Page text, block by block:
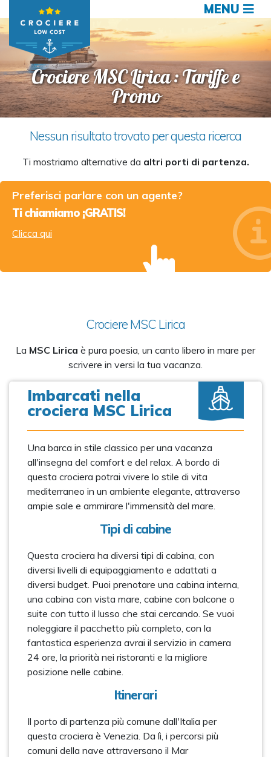
MENU
Crociere MSC Lirica : Tariffe e
Promo
Nessun risultato trovato per questa ricerca
Ti mostriamo alternative da altri porti di partenza.
Preferisci parlare con un agente?
Ti chiamiamo ¡GRATIS!
Clicca qui
Crociere MSC Lirica
La MSC Lirica è pura poesia, un canto libero in mare per
scrivere in versi la tua vacanza.
Imbarcati nella
crociera MSC Lirica
Una barca in stile classico per una vacanza
all'insegna del comfort e del relax. A bordo di
questa crociera potrai vivere lo stile di vita
mediterraneo in un ambiente elegante, attraverso
ampie sale e ammirare l'immensità del mare.
Tipi di cabine
Questa crociera ha diversi tipi di cabina, con
diversi livelli di equipaggiamento e adattati a
diversi budget. Puoi prenotare una cabina interna,
una cabina con vista mare, cabine con balcone o
suite con tutto il lusso che stai cercando. Se vuoi
noleggiare il pacchetto più completo, con la
fantastica esperienza avrai il servizio in camera
24 ore, la priorità nei ristoranti e la migliore
posizione nelle cabine.
Itinerari
Il porto di partenza più comune dall'Italia per
questa crociera è Venezia. Da lì, i percorsi più
comuni della nave attraversano il Mar